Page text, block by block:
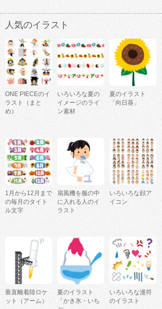
人気のイラスト
ONE PIECEのイ
ラスト（まと
め）
いろいろな夏の
イメージのライ
ン素材
夏のイラスト
「向日葵」
1月から12月まで
の毎月のタイト
ル文字
扇風機を服の中
に入れる人のイ
ラスト
いろいろな顔ア
イコン
垂直離着陸ロケ
ット（アーム）
夏のイラスト
「かき氷・いち
いろいろな漫符
のイラスト